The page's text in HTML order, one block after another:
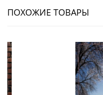
ПОХОЖИЕ ТОВАРЫ